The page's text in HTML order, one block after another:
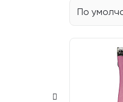
По